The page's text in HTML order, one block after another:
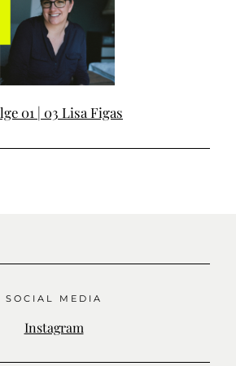
01 | 03 Lisa Figas
SOCIAL MEDIA
Instagram